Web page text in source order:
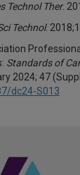
Technol Ther.
Technol.
Standards of
2024; 47
dc24-S013